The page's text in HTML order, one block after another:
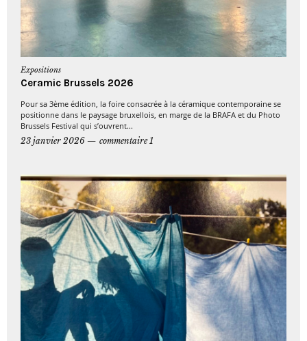
Expositions
Ceramic Brussels 2026
Pour sa 3ème édition, la foire consacrée à la céramique contemporaine se
positionne dans le paysage bruxellois, en marge de la BRAFA et du Photo
Brussels Festival qui s’ouvrent...
23 janvier 2026
commentaire 1